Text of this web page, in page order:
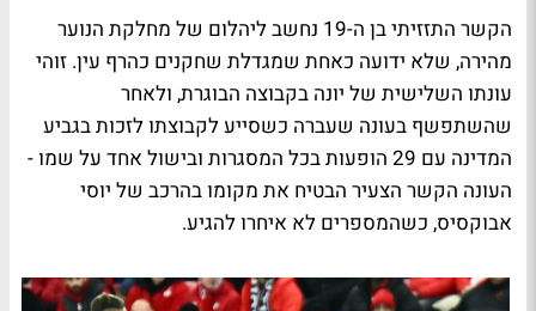
הקשר התזזיתי בן ה-19 נחשב ליהלום של מחלקת הנוער
מהירה, שלא ידועה כאחת שמגדלת שחקנים כהרף עין. זוהי
עונתו השלישית של יונה בקבוצה הבוגרת, ולאחר
שהשתפשף בעונה שעברה כשסייע לקבוצתו לזכות בגביע
המדינה עם 29 הופעות בכל המסגרות ובישול אחד על שמו -
העונה הקשר הצעיר הבטיח את מקומו בהרכב של יוסי
אבוקסיס, כשהמספרים לא איחרו להגיע.